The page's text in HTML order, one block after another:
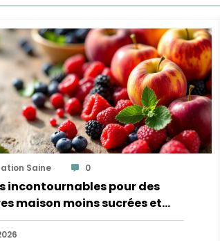
Saine 0
incontournables pour des
maison moins sucrées et